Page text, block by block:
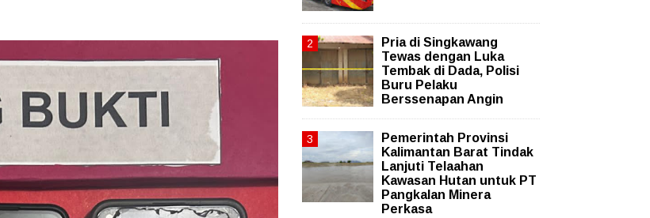
Pria di Singkawang
Tewas dengan Luka
Tembak di Dada, Polisi
Buru Pelaku
Berssenapan Angin
Pemerintah Provinsi
Kalimantan Barat Tindak
Lanjuti Telaahan
Kawasan Hutan untuk PT
Pangkalan Minera
Perkasa